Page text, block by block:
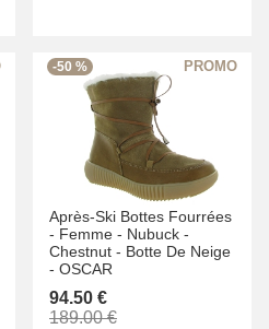
-50 %
Après-Ski Bottes Fourrées
- Femme - Nubuck -
Chestnut - Botte De Neige
- OSCAR
94.50 €
189.00 €